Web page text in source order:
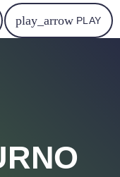
play_arrow PLAY